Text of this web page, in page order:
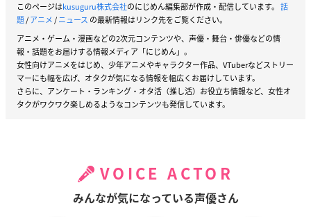
このページはkusuguru株式会社のにじめん編集部が作成・配信しています。 話
題/アニメ/ニュース の最新情報はリンク先をご覧ください。
アニメ・ゲーム・漫画などの2次元コンテンツや、声優・舞台・俳優などの情
報・話題をお届けする情報メディア「にじめん」。
女性向けアニメをはじめ、少年アニメやキャラクター作品、VTuberなどストリー
マーにも幅を広げ、オタクが気になる情報を幅広くお届けしています。
さらに、アンケート・ランキング・オタ活（推し活）お役立ち情報など、女性オ
タクがワクワク楽しめるようなコンテンツも発信しています。
VOICE ACTOR
みんなが気になっている声優さん